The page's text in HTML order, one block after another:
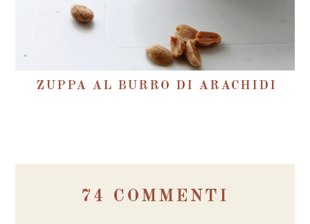
ZUPPA AL BURRO DI ARACHIDI
74 COMMENTI